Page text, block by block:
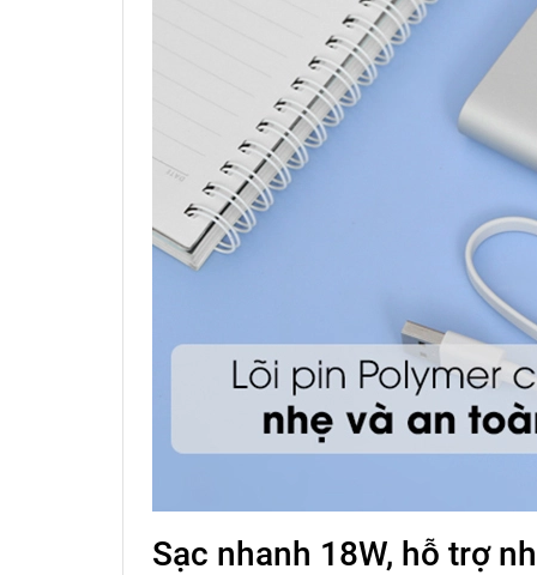
Sạc nhanh 18W, hỗ trợ